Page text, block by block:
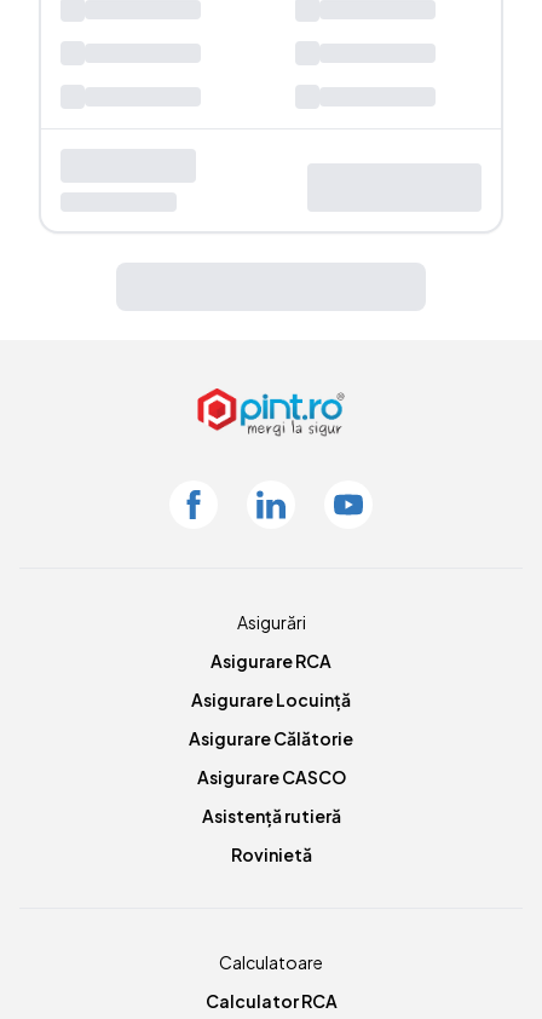
FacebookLinkedin Youtube
Asigurări
Asigurare RCA
Asigurare Locuință
Asigurare Călătorie
Asigurare CASCO
Asistență rutieră
Rovinietă
Calculatoare
Calculator RCA